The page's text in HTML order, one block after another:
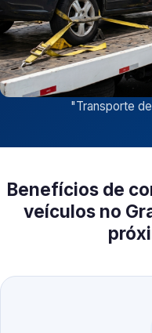
"Transporte
Benefícios de
veículos no